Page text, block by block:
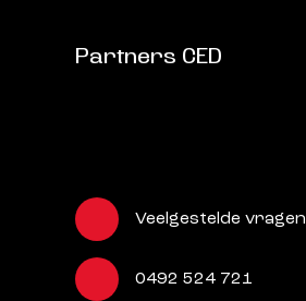
Partners CED
Veelgestelde vragen
0492 524 721